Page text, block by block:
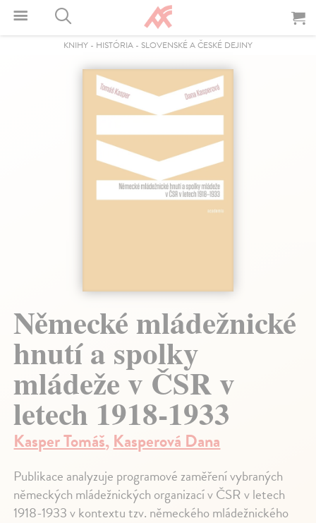
KNIHY - HISTÓRIA - SLOVENSKÉ A ČESKÉ DEJINY
Německé mládežnické
hnutí a spolky
mládeže v ČSR v
letech 1918-1933
Kasper Tomáš,Kasperová Dana
Publikace analyzuje programové zaměření vybraných
německých mládežnických organizací v ČSR v letech
1918-1933 v kontextu tzv. německého mládežnického